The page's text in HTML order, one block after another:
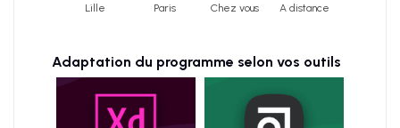
Lille Paris Chez vous A distance
Adaptation du programme selon vos outils